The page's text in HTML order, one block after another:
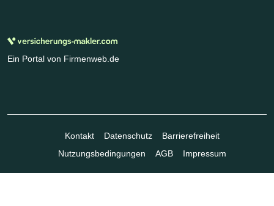
Ein Portal von Firmenweb.de
Kontakt Datenschutz
Barrierefreiheit
Nutzungsbedingungen
AGB Impressum